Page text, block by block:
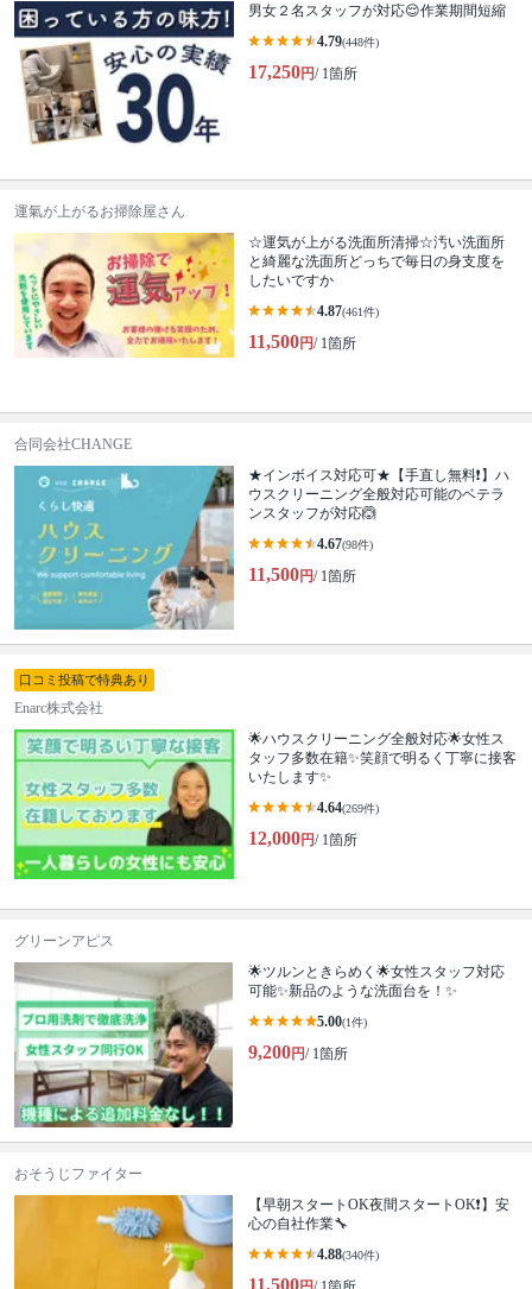
男女２名スタッフが対応😌作業期間短縮
4.79(448件)
17,250円/ 1箇所
運氣が上がるお掃除屋さん
☆運気が上がる洗面所清掃☆汚い洗面所
と綺麗な洗面所どっちで毎日の身支度を
したいですか
4.87(461件)
11,500円/ 1箇所
合同会社CHANGE
★インボイス対応可★【手直し無料❗️】ハ
ウスクリーニング全般対応可能のベテラ
ンスタッフが対応🙆
4.67(98件)
11,500円/ 1箇所
口コミ投稿で特典あり
Enarc株式会社
🌟ハウスクリーニング全般対応🌟女性ス
タッフ多数在籍✨笑顔で明るく丁寧に接客
いたします✨
4.64(269件)
12,000円/ 1箇所
グリーンアピス
🌟ツルンときらめく🌟女性スタッフ対応
可能✨新品のような洗面台を！✨
5.00(1件)
9,200円/ 1箇所
おそうじファイター
【早朝スタートOK夜間スタートOK❗️】安
心の自社作業🔧
4.88(340件)
11,500